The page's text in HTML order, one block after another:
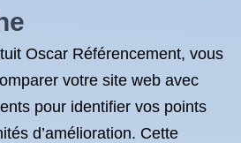
Oscar Référencement, vous
votre site web avec
pour identifier vos points
d’amélioration. Cette